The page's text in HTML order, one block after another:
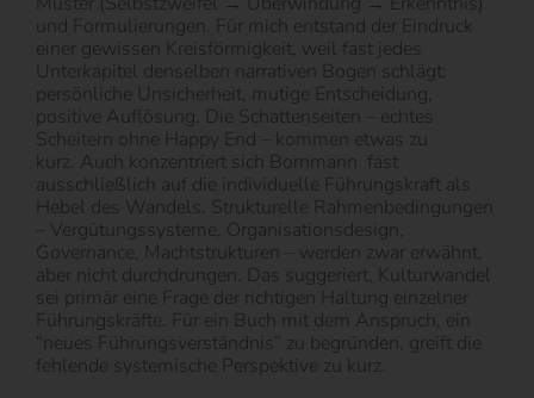
und Formulierungen. Für mich entstand der Eindruck
einer gewissen Kreisförmigkeit, weil fast jedes
Unterkapitel denselben narrativen Bogen schlägt:
persönliche Unsicherheit, mutige Entscheidung,
positive Auflösung. Die Schattenseiten – echtes
Scheitern ohne Happy End – kommen etwas zu
kurz. Auch konzentriert sich Bornmann
fast
ausschließlich auf die individuelle Führungskraft als
Hebel des Wandels. Strukturelle Rahmenbedingungen
– Vergütungssysteme, Organisationsdesign,
Governance, Machtstrukturen – werden zwar erwähnt,
aber nicht durchdrungen. Das suggeriert, Kulturwandel
sei primär eine Frage der richtigen Haltung einzelner
Führungskräfte. Für ein Buch mit dem Anspruch, ein
“neues Führungsverständnis” zu begründen, greift die
fehlende systemische Perspektive zu kurz.